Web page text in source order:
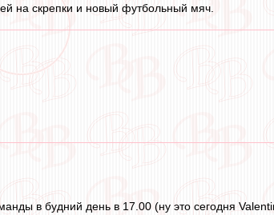
на скрепки и новый футбольный мяч.
в будний день в 17.00 (ну это сегодня